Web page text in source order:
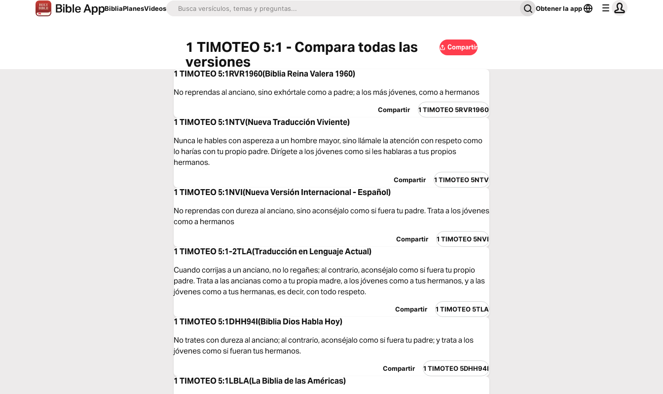
BibliaPlanesVideos Obtener la app
1 TIMOTEO 5:1 - Compara todas las
versiones
Compartir
1 TIMOTEO 5:1RVR1960(Biblia Reina Valera 1960)
No reprendas al anciano, sino exhórtale como a padre; a los más jóvenes, como a hermanos
Compartir 1 TIMOTEO 5RVR1960
1 TIMOTEO 5:1NTV(Nueva Traducción Viviente)
Nunca le hables con aspereza a un hombre mayor, sino llámale la atención con respeto como
lo harías con tu propio padre. Dirígete a los jóvenes como si les hablaras a tus propios
hermanos.
Compartir 1 TIMOTEO 5NTV
1 TIMOTEO 5:1NVI(Nueva Versión Internacional - Español)
No reprendas con dureza al anciano, sino aconséjalo como si fuera tu padre. Trata a los jóvenes
como a hermanos
Compartir 1 TIMOTEO 5NVI
1 TIMOTEO 5:1-2TLA(Traducción en Lenguaje Actual)
Cuando corrijas a un anciano, no lo regañes; al contrario, aconséjalo como si fuera tu propio
padre. Trata a las ancianas como a tu propia madre, a los jóvenes como a tus hermanos, y a las
jóvenes como a tus hermanas, es decir, con todo respeto.
Compartir 1 TIMOTEO 5TLA
1 TIMOTEO 5:1DHH94I(Biblia Dios Habla Hoy)
No trates con dureza al anciano; al contrario, aconséjalo como si fuera tu padre; y trata a los
jóvenes como si fueran tus hermanos.
Compartir 1 TIMOTEO 5DHH94I
1 TIMOTEO 5:1LBLA(La Biblia de las Américas)